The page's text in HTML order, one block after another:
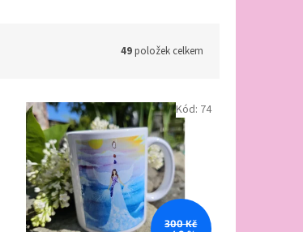
49položek celkem
300 Kč
Kód: 74